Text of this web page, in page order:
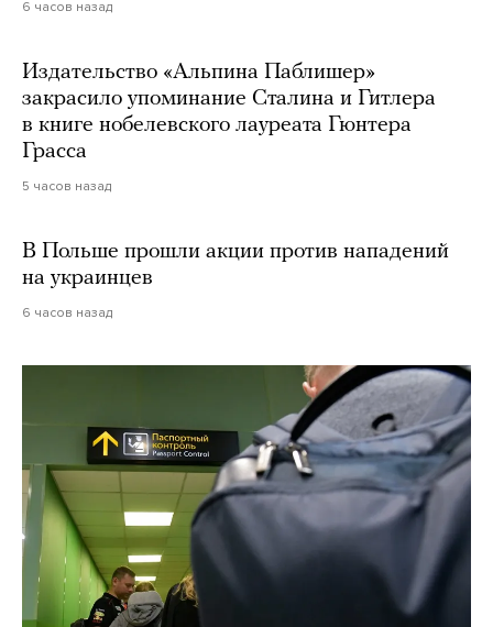
6 часов назад
Издательство «Альпина Паблишер»
закрасило упоминание Сталина и Гитлера
в книге нобелевского лауреата Гюнтера
Грасса
5 часов назад
В Польше прошли акции против нападений
на украинцев
6 часов назад